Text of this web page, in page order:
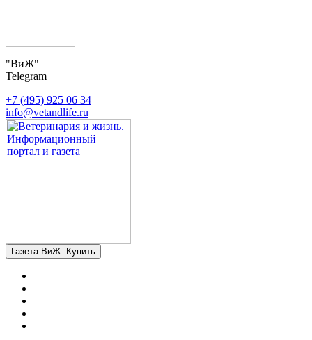
"ВиЖ"
Telegram
+7 (495) 925 06 34
info@vetandlife.ru
Газета ВиЖ. Купить